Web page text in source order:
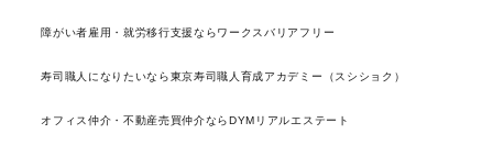
障がい者雇用・就労移行支援ならワークスバリアフリー
寿司職人になりたいなら東京寿司職人育成アカデミー（スシショク）
オフィス仲介・不動産売買仲介ならDYMリアルエステート